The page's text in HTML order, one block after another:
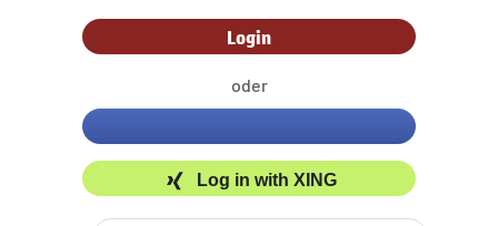
oder
Log in with XING